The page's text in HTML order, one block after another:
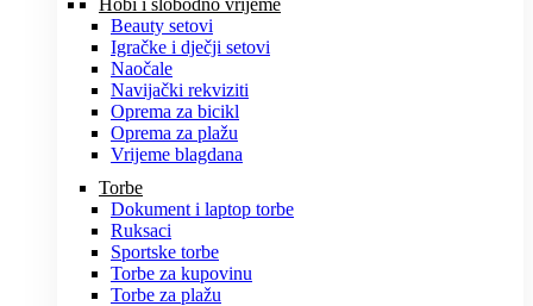
Hobi i slobodno vrijeme
Beauty setovi
Igračke i dječji setovi
Naočale
Navijački rekviziti
Oprema za bicikl
Oprema za plažu
Vrijeme blagdana
Torbe
Dokument i laptop torbe
Ruksaci
Sportske torbe
Torbe za kupovinu
Torbe za plažu